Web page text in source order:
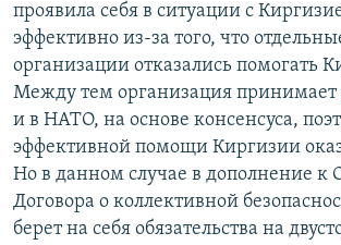
проявила себя в ситуации с
эффективно из-за того, что
организации отказались помогать
Между тем организация
и в НАТО, на основе консенсуса,
эффективной помощи Киргизии
Но в данном случае в дополнение к
Договора о коллективной
берет на себя обязательства на